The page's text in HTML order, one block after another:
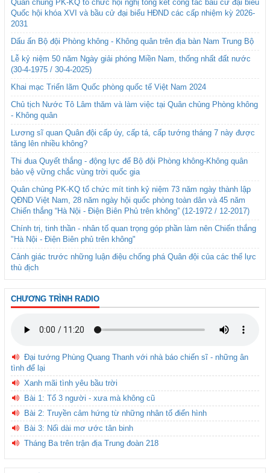
Quân chủng PK-KQ tổ chức hội nghị tổng kết công tác bầu cử đại biểu
Quốc hội khóa XVI và bầu cử đại biểu HĐND các cấp nhiệm kỳ 2026-
2031
Dấu ấn Bộ đội Phòng không - Không quân trên địa bàn Nam Trung Bộ
Lễ kỷ niệm 50 năm Ngày giải phóng Miền Nam, thống nhất đất nước
(30-4-1975 / 30-4-2025)
Khai mạc Triển lãm Quốc phòng quốc tế Việt Nam 2024
Chủ tịch Nước Tô Lâm thăm và làm việc tại Quân chủng Phòng không
- Không quân
Lương sĩ quan Quân đội cấp úy, cấp tá, cấp tướng tháng 7 này được
tăng lên nhiều không?
Thi đua Quyết thắng - động lực để Bộ đội Phòng không-Không quân
bảo vệ vững chắc vùng trời quốc gia
Quân chủng PK-KQ tổ chức mít tinh kỷ niệm 73 năm ngày thành lập
QĐND Việt Nam, 28 năm ngày hội quốc phòng toàn dân và 45 năm
Chiến thắng “Hà Nội - Điện Biên Phủ trên không” (12-1972 / 12-2017)
Chính trị, tinh thần - nhân tố quan trọng góp phần làm nên Chiến thắng
"Hà Nội - Điện Biên phủ trên không"
Cảnh giác trước những luận điệu chống phá Quân đội của các thế lực
thù địch
CHƯƠNG TRÌNH RADIO
Đại tướng Phùng Quang Thanh với nhà báo chiến sĩ - những ân
tình để lại
Xanh mãi tình yêu bầu trời
Bài 1: Tổ 3 người - xưa mà không cũ
Bài 2: Truyền cảm hứng từ những nhân tố điển hình
Bài 3: Nối dài mơ ước tân binh
Tháng Ba trên trận địa Trung đoàn 218